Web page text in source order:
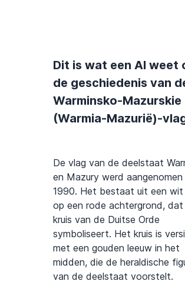
Dit is wat een AI weet
de geschiedenis van
Warminsko-Mazurskie
(Warmia-Mazurië)-
De vlag van de deelstaat
en Mazury werd aangenomen
1990. Het bestaat uit een wit
op een rode achtergrond,
kruis van de Duitse Orde
symboliseert. Het kruis is
met een gouden leeuw in het
midden, die de heraldische
van de deelstaat voorstelt.